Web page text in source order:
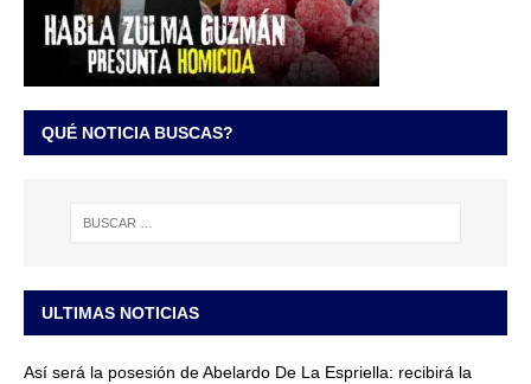
QUÉ NOTICIA BUSCAS?
ULTIMAS NOTICIAS
Así será la posesión de Abelardo De La Espriella: recibirá la